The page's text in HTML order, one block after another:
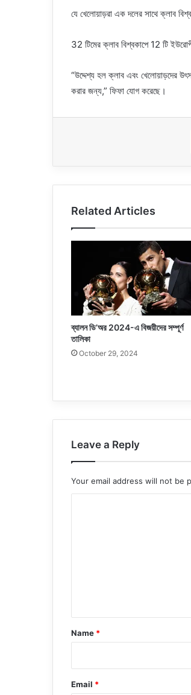
যে খেলোয়াড়রা এক দলের সাথে ক্লাব
32 টিমের ক্লাব বিশ্বকাপে 12 টি
“উদ্দেশ্য হল ক্লাব এবং খেলোয়াড়দের
করার জন্য,” ফিফা যোগ করেছে।
Related Articles
ব্যালন ডি’অর 2024-এ বিজয়ীদের সম্পূর্ণ
তালিকা
October 29, 2024
Leave a Reply
Your email address will not be
*
Name *
Email *